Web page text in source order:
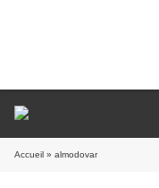
Accueil » almodovar